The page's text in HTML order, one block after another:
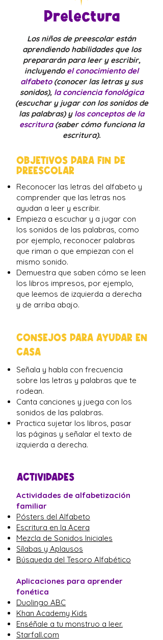
Prelectura
Los niños de preescolar están
aprendiendo habilidades que los
prepararán para leer y escribir,
incluyendo el conocimiento del
alfabeto (conocer las letras y sus
sonidos), la conciencia fonológica
(escuchar y jugar con los sonidos de
las palabras) y los conceptos de la
escritura (saber cómo funciona la
escritura).
OBJETIVOS PARA FIN DE
PREESCOLAR
Reconocer las letras del alfabeto y
comprender que las letras nos
ayudan a leer y escribir.
Empieza a escuchar y a jugar con
los sonidos de las palabras, como
por ejemplo, reconocer palabras
que riman o que empiezan con el
mismo sonido.
Demuestra que saben cómo se leen
los libros impresos, por ejemplo,
que leemos de izquierda a derecha
y de arriba abajo.
CONSEJOS PARA AYUDAR EN
CASA
Señala y habla con frecuencia
sobre las letras y palabras que te
rodean.
Canta canciones y juega con los
sonidos de las palabras.
Practica sujetar los libros, pasar
las páginas y señalar el texto de
izquierda a derecha.
ACTIVIDADES
Actividades de alfabetización
familiar
Pósters del Alfabeto
Escritura en la Acera
Mezcla de Sonidos Iniciales
Sílabas y Aplausos
Búsqueda del Tesoro Alfabético
Aplicaciones para aprender
fonética
Duolingo ABC
Khan Academy Kids
Enséñale a tu monstruo a leer.
Starfall.com